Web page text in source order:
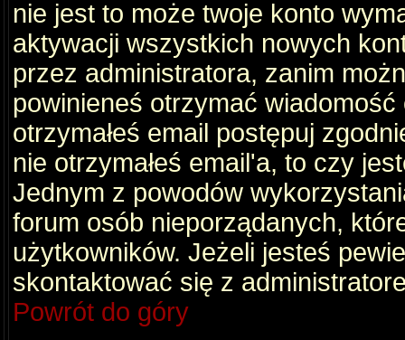
nie jest to może twoje konto
aktywacji wszystkich nowych
przez administratora, zanim
powinieneś otrzymać
otrzymałeś email postępuj
nie otrzymałeś email'a, to czy
Jednym z powodów
forum osób nieporządanych,
użytkowników. Jeżeli jesteś
skontaktować się z
Powrót do góry